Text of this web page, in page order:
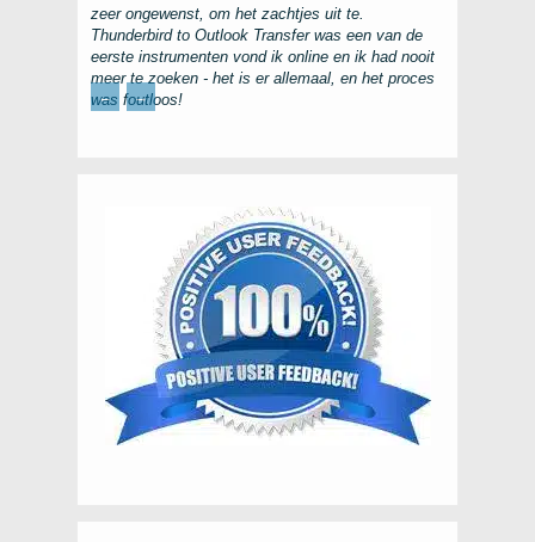
zeer ongewenst, om het zachtjes uit te.
Thunderbird to Outlook Transferwas een van de
eerste instrumenten vond ik online en ik had nooit
meer te zoeken - het is er allemaal, en het proces
was foutloos!
← →